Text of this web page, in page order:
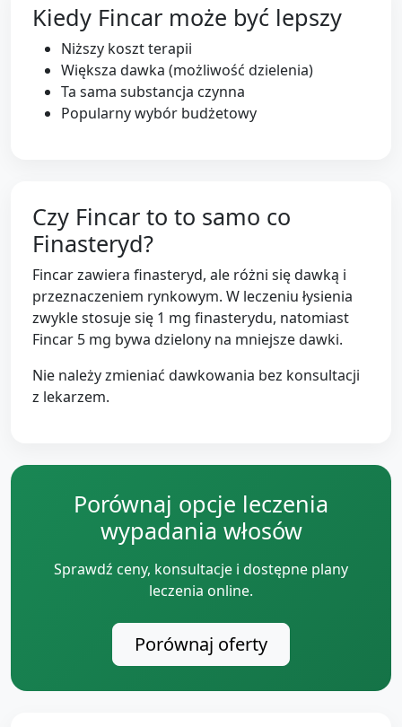
Kiedy Fincar może być lepszy
Niższy koszt terapii
Większa dawka (możliwość dzielenia)
Ta sama substancja czynna
Popularny wybór budżetowy
Czy Fincar to to samo co
Finasteryd?
Fincar zawiera finasteryd, ale różni się dawką i
przeznaczeniem rynkowym. W leczeniu łysienia
zwykle stosuje się 1 mg finasterydu, natomiast
Fincar 5 mg bywa dzielony na mniejsze dawki.
Nie należy zmieniać dawkowania bez konsultacji
z lekarzem.
Porównaj opcje leczenia
wypadania włosów
Sprawdź ceny, konsultacje i dostępne plany
leczenia online.
Porównaj oferty